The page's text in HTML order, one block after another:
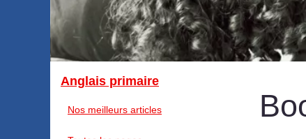
Anglais primaire
Nos meilleurs articles